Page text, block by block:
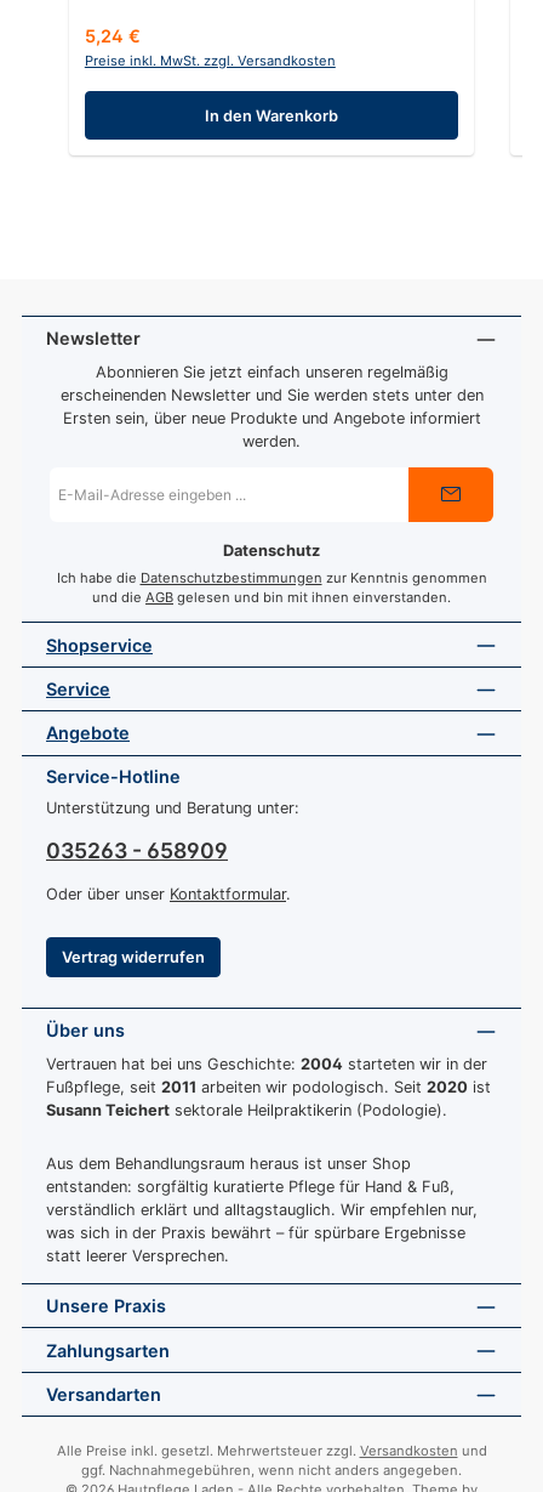
Regulärer Preis:
5,24 €
Preise inkl. MwSt. zzgl. Versandkosten
In den Warenkorb
Newsletter
Abonnieren Sie jetzt einfach unseren regelmäßig
erscheinenden Newsletter und Sie werden stets unter den
Ersten sein, über neue Produkte und Angebote informiert
werden.
Mail-
Datenschutz
Ich habe die Datenschutzbestimmungen zur Kenntnis genommen
und die AGB gelesen und bin mit ihnen einverstanden.
Shopservice
Service
Angebote
Service-Hotline
Unterstützung und Beratung unter:
035263 - 658909
Oder über unser Kontaktformular.
Vertrag widerrufen
Über uns
Vertrauen hat bei uns Geschichte: 2004 starteten wir in der
Fußpflege, seit 2011 arbeiten wir podologisch. Seit 2020 ist
Susann Teichert sektorale Heilpraktikerin (Podologie).
Aus dem Behandlungsraum heraus ist unser Shop
entstanden: sorgfältig kuratierte Pflege für Hand & Fuß,
verständlich erklärt und alltagstauglich. Wir empfehlen nur,
was sich in der Praxis bewährt – für spürbare Ergebnisse
statt leerer Versprechen.
Unsere Praxis
Zahlungsarten
Versandarten
Alle Preise inkl. gesetzl. Mehrwertsteuer zzgl. Versandkosten und
ggf. Nachnahmegebühren, wenn nicht anders angegeben.